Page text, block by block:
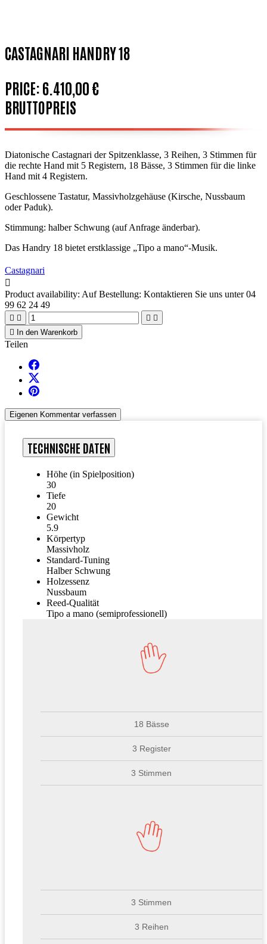
CASTAGNARI HANDRY 18
PRICE:6.410,00 €
BRUTTOPREIS
Diatonische Castagnari der Spitzenklasse, 3 Reihen, 3 Stimmen für
die rechte Hand mit 5 Registern, 18 Bässe, 3 Stimmen für die linke
Hand mit 4 Registern.
Geschlossene Tastatur, Massivholzgehäuse (Kirsche, Nussbaum
oder Paduk).
Stimmung: halber Schwung (auf Anfrage änderbar).
Das Handry 18 bietet erstklassige „Tipo a mano“-Musik.
Castagnari

Product availability: Auf Bestellung: Kontaktieren Sie uns unter 04
99 62 24 49
   
 In den Warenkorb
Teilen
Eigenen Kommentar verfassen
TECHNISCHE DATEN
Höhe (in Spielposition)
30
Tiefe
20
Gewicht
5.9
Körpertyp
Massivholz
Standard-Tuning
Halber Schwung
Holzessenz
Nussbaum
Reed-Qualität
Tipo a mano (semiprofessionell)
18 Bässe
3 Register
3 Stimmen
3 Stimmen
3 Reihen